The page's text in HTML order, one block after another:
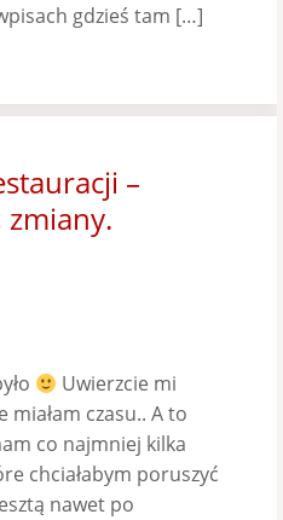
gdzieś tam […]
–
zmiany.
Uwierzcie mi
miałam czasu.. A to
co najmniej kilka
chciałabym poruszyć
nawet po